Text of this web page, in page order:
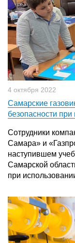
4 октября 2022
Самарские
безопасности при
Сотрудники
Самара» и
наступившем
Самарской
при